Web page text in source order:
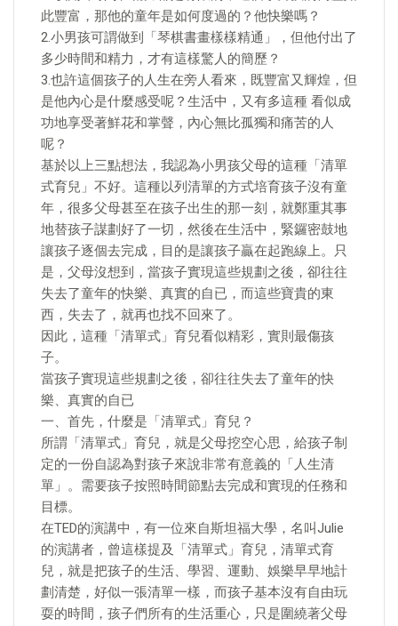
此豐富，那他的童年是如何度過的？他快樂嗎？
2.小男孩可謂做到「琴棋書畫樣樣精通」，但他付出了
多少時間和精力，才有這樣驚人的簡歷？
3.也許這個孩子的人生在旁人看來，既豐富又輝煌，但
是他內心是什麼感受呢？生活中，又有多這種 看似成
功地享受著鮮花和掌聲，內心無比孤獨和痛苦的人
呢？
基於以上三點想法，我認為小男孩父母的這種「清單
式育兒」不好。這種以列清單的方式培育孩子沒有童
年，很多父母甚至在孩子出生的那一刻，就鄭重其事
地替孩子謀劃好了一切，然後在生活中，緊鑼密鼓地
讓孩子逐個去完成，目的是讓孩子贏在起跑線上。只
是，父母沒想到，當孩子實現這些規劃之後，卻往往
失去了童年的快樂、真實的自已，而這些寶貴的東
西，失去了，就再也找不回來了。
因此，這種「清單式」育兒看似精彩，實則最傷孩
子。
當孩子實現這些規劃之後，卻往往失去了童年的快
樂、真實的自已
一、首先，什麼是「清單式」育兒？
所謂「清單式」育兒，就是父母挖空心思，給孩子制
定的一份自認為對孩子來說非常有意義的「人生清
單」。需要孩子按照時間節點去完成和實現的任務和
目標。
在TED的演講中，有一位來自斯坦福大學，名叫Julie
的演講者，曾這樣提及「清單式」育兒，清單式育
兒，就是把孩子的生活、學習、運動、娛樂早早地計
劃清楚，好似一張清單一樣，而孩子基本沒有自由玩
耍的時間，孩子們所有的生活重心，只是圍繞著父母